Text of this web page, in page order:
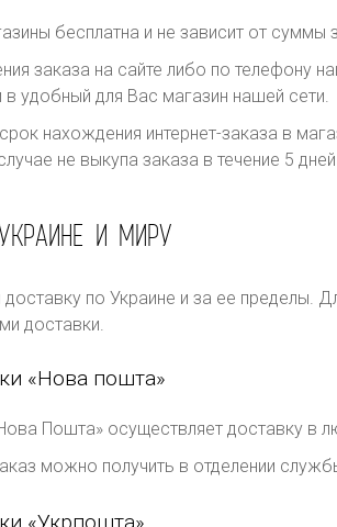
бесплатна и не зависит от суммы
заказа на сайте либо по телефону
в удобный для Вас магазин нашей сети.
нахождения интернет-заказа в
не выкупа заказа в течение 5
И МИРУ
по Украине и за ее пределы.
доставки.
«Нова пошта»
Пошта» осуществляет доставку в
можно получить в отделении